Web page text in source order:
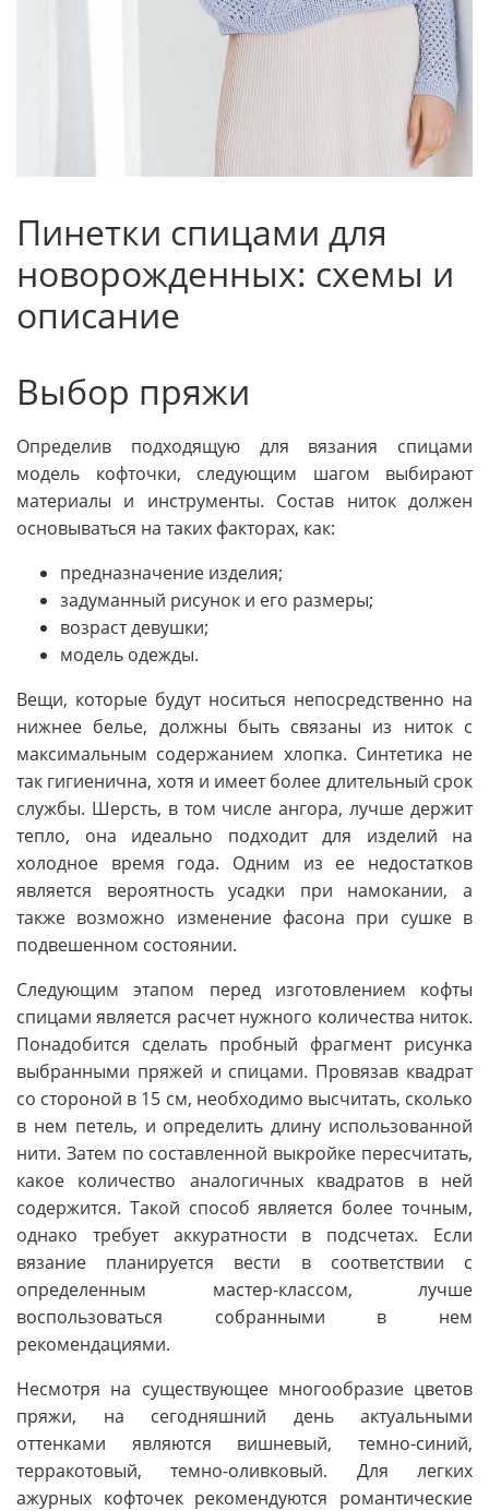
Пинетки спицами для
новорожденных: схемы и
описание
Выбор пряжи
Определив подходящую для вязания спицами
модель кофточки, следующим шагом выбирают
материалы и инструменты. Состав ниток должен
основываться на таких факторах, как:
предназначение изделия;
задуманный рисунок и его размеры;
возраст девушки;
модель одежды.
Вещи, которые будут носиться непосредственно на
нижнее белье, должны быть связаны из ниток с
максимальным содержанием хлопка. Синтетика не
так гигиенична, хотя и имеет более длительный срок
службы. Шерсть, в том числе ангора, лучше держит
тепло, она идеально подходит для изделий на
холодное время года. Одним из ее недостатков
является вероятность усадки при намокании, а
также возможно изменение фасона при сушке в
подвешенном состоянии.
Следующим этапом перед изготовлением кофты
спицами является расчет нужного количества ниток.
Понадобится сделать пробный фрагмент рисунка
выбранными пряжей и спицами. Провязав квадрат
со стороной в 15 см, необходимо высчитать, сколько
в нем петель, и определить длину использованной
нити. Затем по составленной выкройке пересчитать,
какое количество аналогичных квадратов в ней
содержится. Такой способ является более точным,
однако требует аккуратности в подсчетах. Если
вязание планируется вести в соответствии с
определенным мастер-классом, лучше
воспользоваться собранными в нем
рекомендациями.
Несмотря на существующее многообразие цветов
пряжи, на сегодняшний день актуальными
оттенками являются вишневый, темно-синий,
терракотовый, темно-оливковый. Для легких
ажурных кофточек рекомендуются романтические